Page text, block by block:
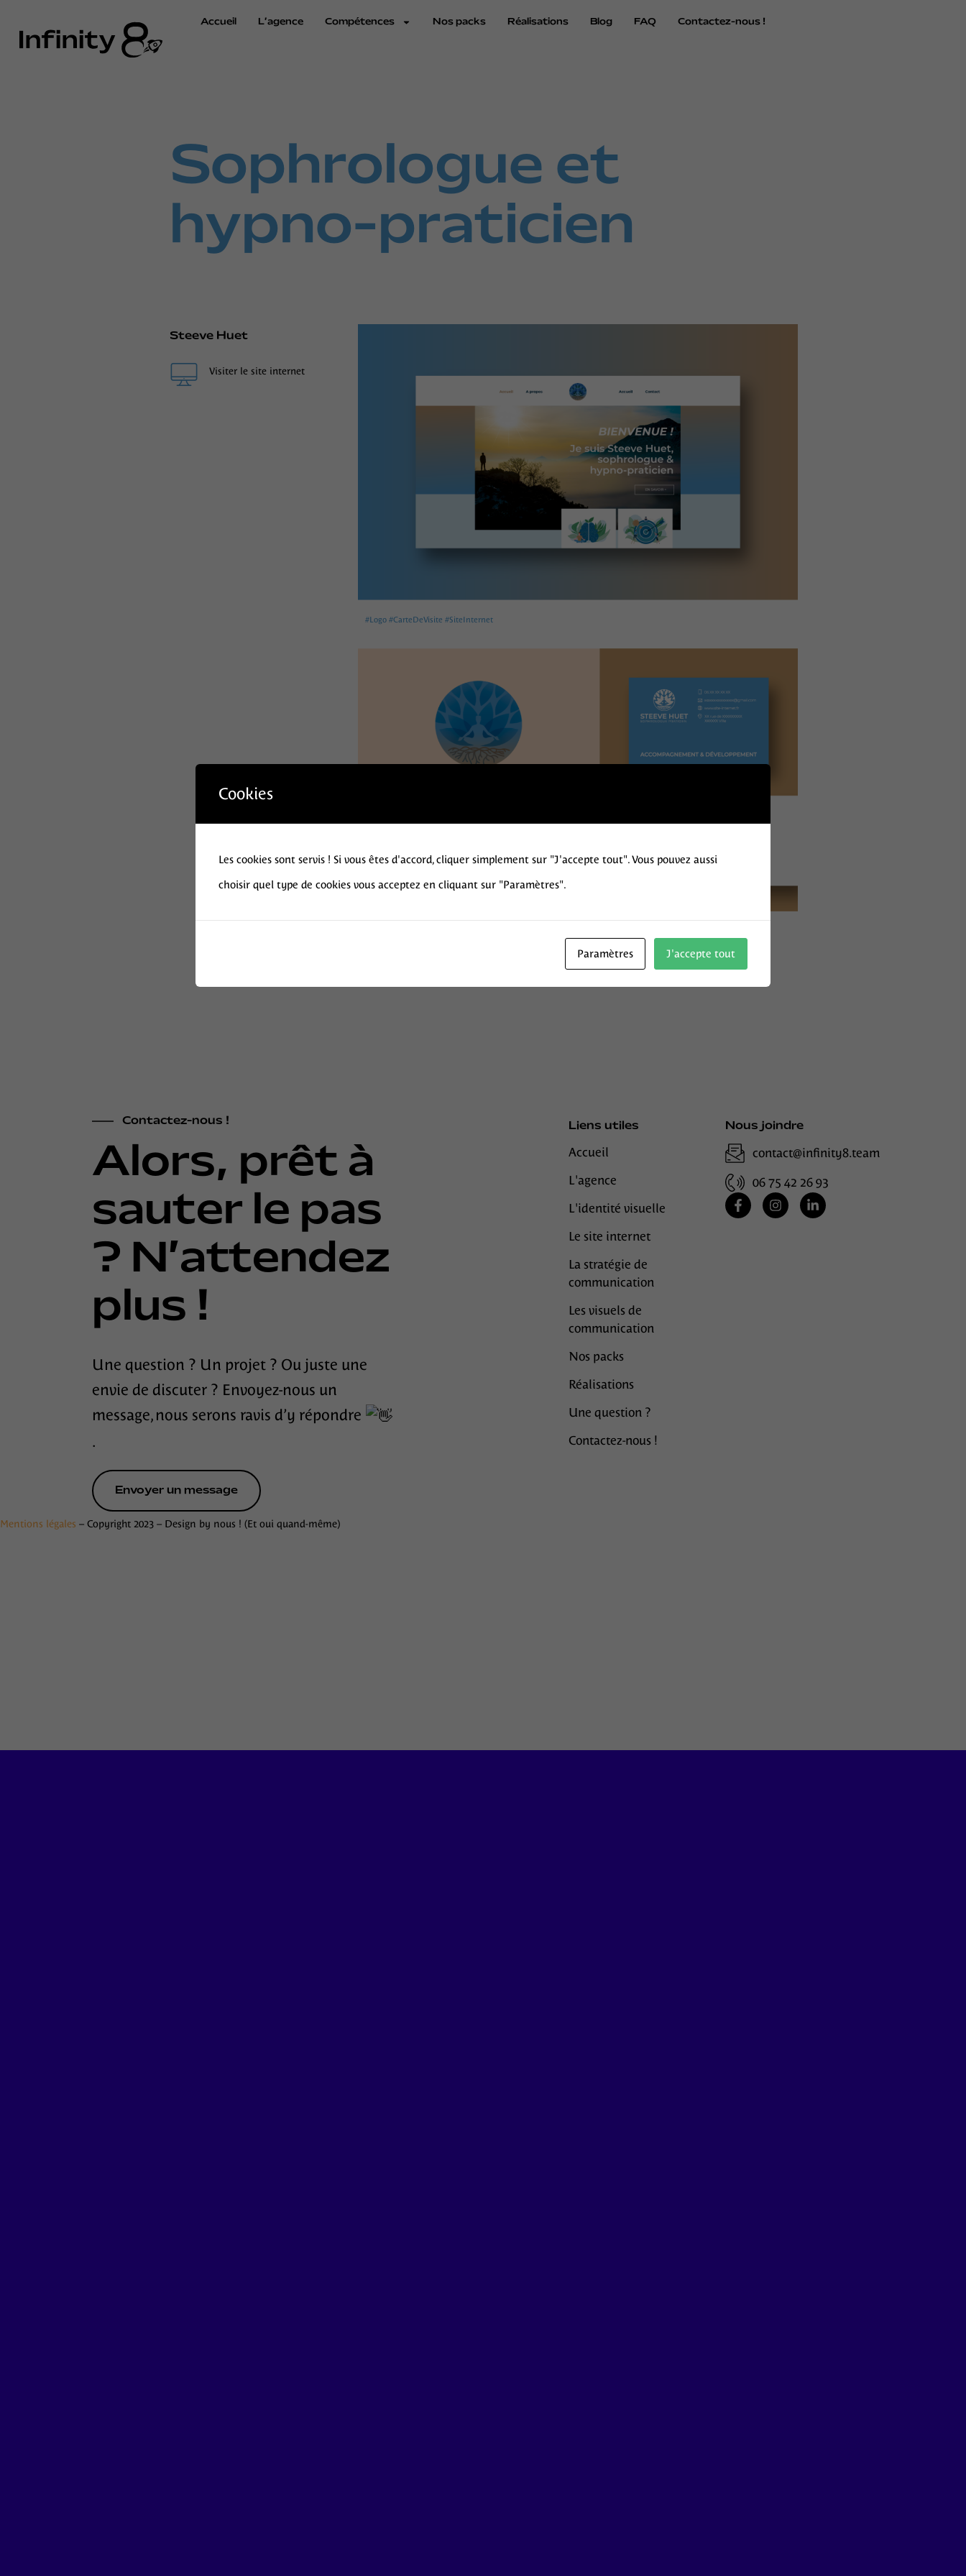
Accueil L’agence Compétences Nos packs Réalisations Blog FAQ Contactez-nous !
Sophrologue et
hypno-praticien
Steeve Huet
Visiter le site internet
#Logo #CarteDeVisite #SiteInternet
Toutes les réalisations
Contactez-nous !
Alors, prêt à
sauter le pas
? N’attendez
plus !
Une question ? Un projet ? Ou juste une
envie de discuter ? Envoyez-nous un
message, nous serons ravis d’y répondre
.
Envoyer un message
Liens utiles
Accueil
L'agence
L'identité visuelle
Le site internet
La stratégie de
communication
Les visuels de
communication
Nos packs
Réalisations
Une question ?
Contactez-nous !
Nous joindre
contact@infinity8.team
06 75 42 26 93
Mentions légales – Copyright 2023 – Design by nous ! (Et oui quand-même)
Cookies
Les cookies sont servis ! Si vous êtes d'accord, cliquer simplement sur "J'accepte tout". Vous pouvez aussi
choisir quel type de cookies vous acceptez en cliquant sur "Paramètres".
Paramètres J'accepte tout